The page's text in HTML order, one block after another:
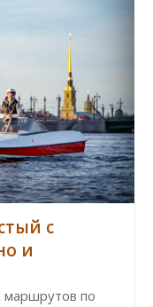
с
и
маршрутов по